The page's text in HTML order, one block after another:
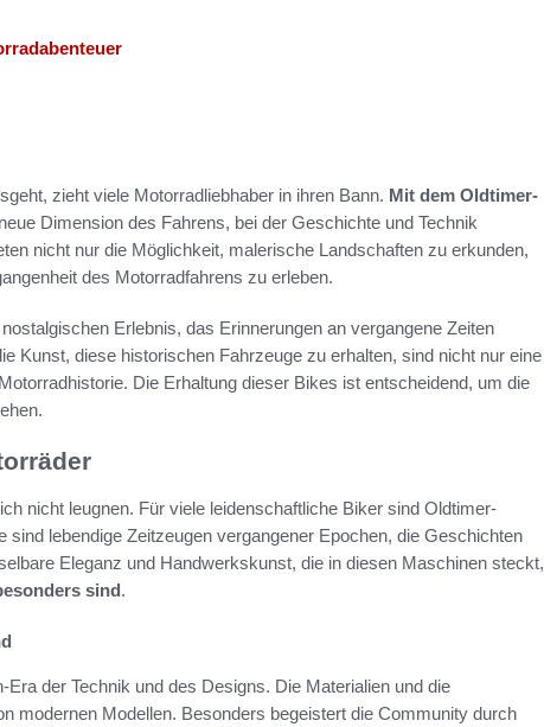
zieht viele Motorradliebhaber in ihren Bann. Mit dem Oldtimer-
Dimension des Fahrens, bei der Geschichte und Technik
nicht nur die Möglichkeit, malerische Landschaften zu erkunden,
des Motorradfahrens zu erleben.
Erlebnis, das Erinnerungen an vergangene Zeiten
Kunst, diese historischen Fahrzeuge zu erhalten, sind nicht nur eine
Die Erhaltung dieser Bikes ist entscheidend, um die
nicht leugnen. Für viele leidenschaftliche Biker sind Oldtimer-
lebendige Zeitzeugen vergangener Epochen, die Geschichten
Eleganz und Handwerkskunst, die in diesen Maschinen steckt,
sind.
der Technik und des Designs. Die Materialien und die
modernen Modellen. Besonders begeistert die Community durch